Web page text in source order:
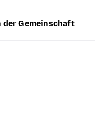
der Gemeinschaft